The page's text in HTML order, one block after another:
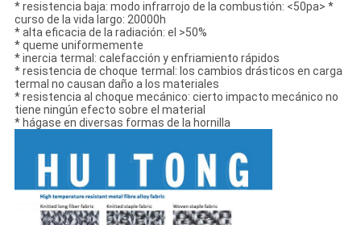
* resistencia baja: modo infrarrojo de la combustión: <50pa> *
curso de la vida largo: 20000h
* alta eficacia de la radiación: el >50%
* queme uniformemente
* inercia termal: calefacción y enfriamiento rápidos
* resistencia de choque termal: los cambios drásticos en carga
termal no causan daño a los materiales
* resistencia al choque mecánico: cierto impacto mecánico no
tiene ningún efecto sobre el material
* hágase en diversas formas de la hornilla